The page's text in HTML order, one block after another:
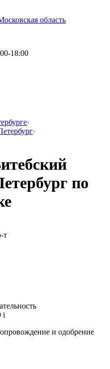
область
18:00
по
т
i
и одобрение